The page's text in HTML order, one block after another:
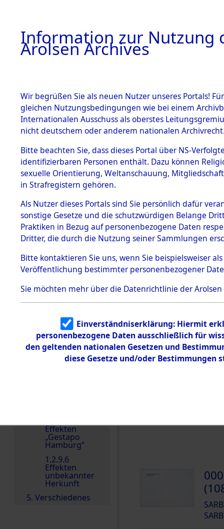
BESTÄNDE
1.
Inhaftierungsdoku
mente
1.2.9 Beim ITS
verwahrte
1.2.9.1
Effekten aus
dem KZ
Dachau
Effekten aus
dem KZ
Dachau,
Landesentsch
ädigungsamt
Effekten aus
dem KZ
Neuengamm
e
Dokument
Effekten
„Gestapo
Hamburg“
1.2.9.6
Effekten
unbekannter
Herkunft
5. Verschiedenes
3Akten
STOLAM
SARBINOWSKI,
geb. 22. September
Land
Polen
Weitere Angaben
Die Personalien des
Nachforschungen
Effekten wurden an
andere Berechtigte)
Namensvarianten
Information zur Nutzung
Arolsen Archives
Wir begrüßen Sie als neuen Nutzer unseres Portals!
gleichen Nutzungsbedingungen wie bei einem
Internationalen Ausschuss als oberstes
nicht deutschem oder anderem nationalen
Bitte beachten Sie, dass dieses Portal über NS-
identifizierbaren Personen enthält. Dazu können
sexuelle Orientierung, Weltanschauung,
in Strafregistern gehören.
Als Nutzer dieses Portals sind Sie persönlich dafür
sonstige Gesetze und die schutzwürdigen Belange
Praktiken in Bezug auf personenbezogene Daten
Dritter, die durch die Nutzung seiner Sammlungen
Bitte kontaktieren Sie uns, wenn Sie beispielsweiser
Veröffentlichung bestimmter personenbezogener
Sie möchten mehr über die Datenrichtlinie der Arolsen
Einverständniserklärung: Hiermit
personenbezogene Daten ausschließlich für
den geltenden nationalen Gesetzen und
diese Gesetze und/oder Bestimmungen